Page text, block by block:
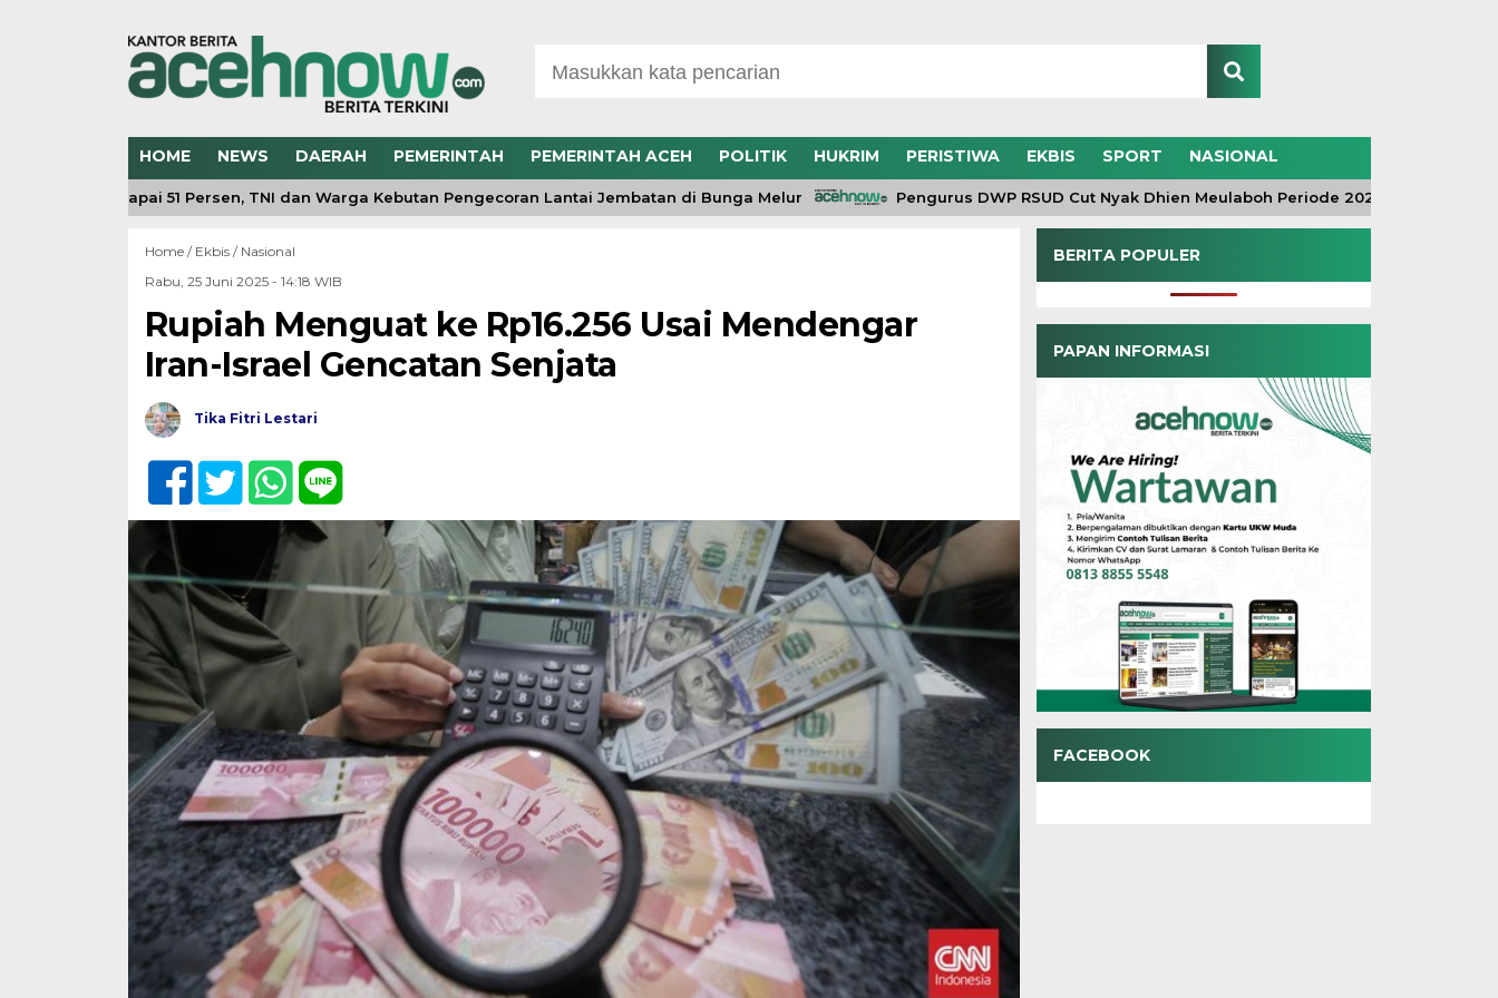
HOME NEWS DAERAH PEMERINTAH PEMERINTAH ACEH POLITIK HUKRIM PERISTIWA EKBIS SPORT NASIONAL
Capai 51 Persen, TNI dan Warga Kebutan Pengecoran Lantai Jembatan di Bunga Melur Pengurus DWP RSUD Cut Nyak Dhien Meulaboh Periode 2026-2030 Resmi
Home / Ekbis/ Nasional
Rabu, 25 Juni 2025 - 14:18 WIB
Rupiah Menguat ke Rp16.256 Usai Mendengar
Iran-Israel Gencatan Senjata
Tika Fitri Lestari
BERITA POPULER
PAPAN INFORMASI
FACEBOOK